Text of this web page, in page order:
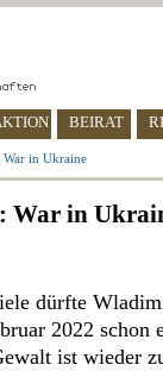
BEIRAT
War in Ukraine
War in
dürfte
2022 schon
ist wieder